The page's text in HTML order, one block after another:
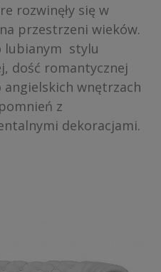
rozwinęły się w
przestrzeni wieków.
lubianym stylu
dość romantycznej
wnętrzach
z
dekoracjami.